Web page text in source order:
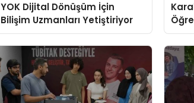
YOK Dijital Dönüşüm İçin
Bilişim Uzmanları Yetiştiriyor